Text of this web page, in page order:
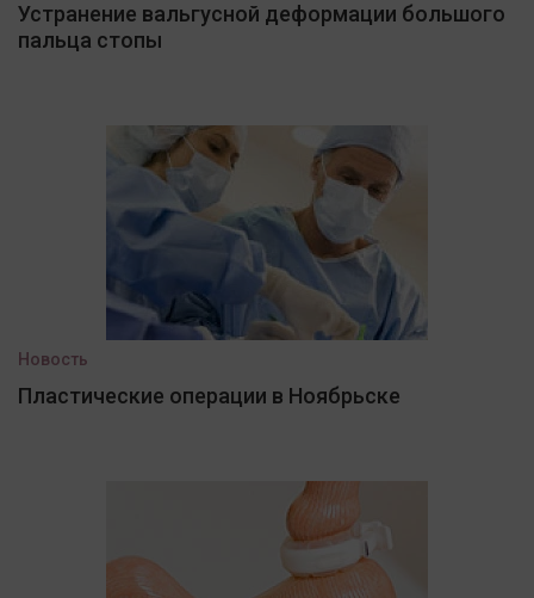
Устранение вальгусной деформации большого
пальца стопы
Новость
Пластические операции в Ноябрьске